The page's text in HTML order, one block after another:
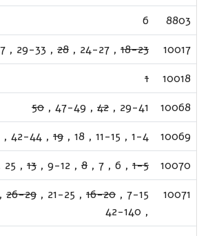
8803
6
10017
18-23
,
24-27
,
28
,
29-33
,
10018
1
10068
29-41
,
42
,
47-49
,
50
10069
1-4
,
11-15
,
18
,
19
,
42-44
,
10070
1-5
,
6
,
7
,
8
,
9-12
,
13
,
25
10071
7-15
,
16-20
,
21-25
,
26-29
,
,
42-140